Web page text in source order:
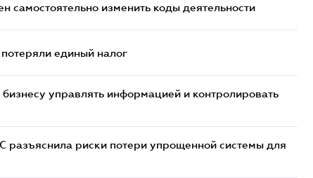
самостоятельно изменить коды деятельности
единый налог
управлять информацией и контролировать
риски потери упрощенной системы для